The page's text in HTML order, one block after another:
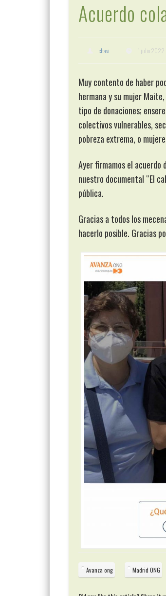
Acuerdo
chavi 1 julio 2022
Muy contento de haber
hermana y su mujer
tipo de donaciones;
colectivos vulnerables,
pobreza extrema, o
Ayer firmamos el acuerdo
nuestro documental “El
pública.
Gracias a todos los
hacerlo posible. Gracias
Avanza ong Madrid ONG